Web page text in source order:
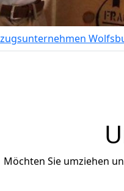
Möchten Sie umziehen